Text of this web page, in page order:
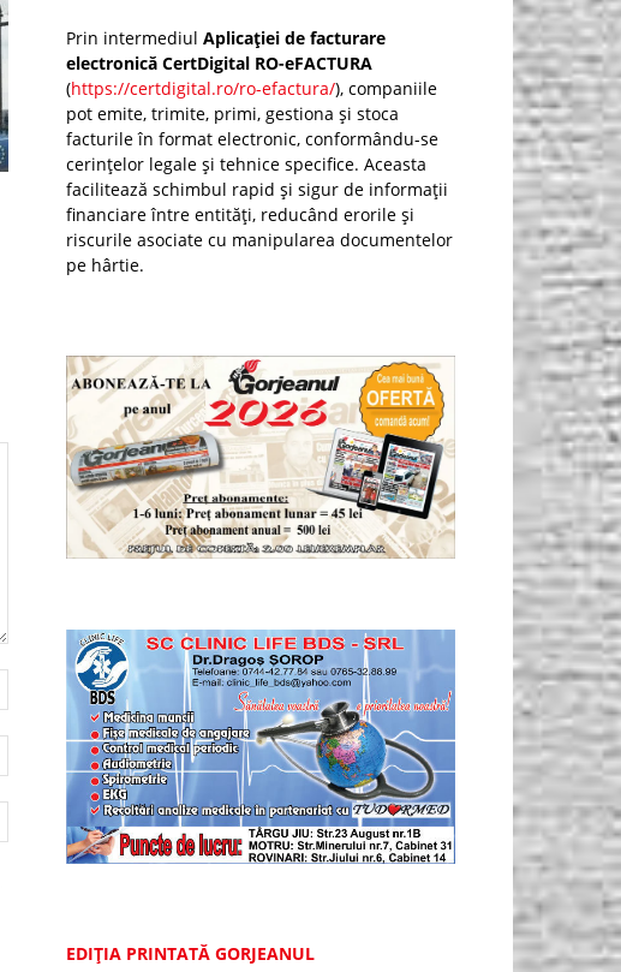
Prin intermediul Aplicației de facturare
electronică CertDigital RO-eFACTURA
(https://certdigital.ro/ro-efactura/), companiile
pot emite, trimite, primi, gestiona și stoca
facturile în format electronic, conformându-se
cerințelor legale și tehnice specifice. Aceasta
facilitează schimbul rapid și sigur de informații
financiare între entități, reducând erorile și
riscurile asociate cu manipularea documentelor
pe hârtie.
EDIȚIA PRINTATĂ GORJEANUL